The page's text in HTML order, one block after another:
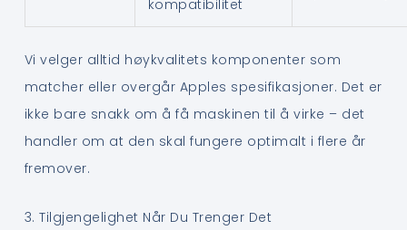
kompatibilitet
Vi velger alltid høykvalitets komponenter som
matcher eller overgår Apples spesifikasjoner. Det er
ikke bare snakk om å få maskinen til å virke – det
handler om at den skal fungere optimalt i flere år
fremover.
3. Tilgjengelighet Når Du Trenger Det